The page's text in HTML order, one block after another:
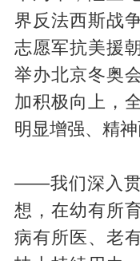
界反法西斯战
志愿军抗美援
举办北京冬奥
加积极向上，
明显增强、精神
——我们深入贯
想，在幼有所
病有所医、老